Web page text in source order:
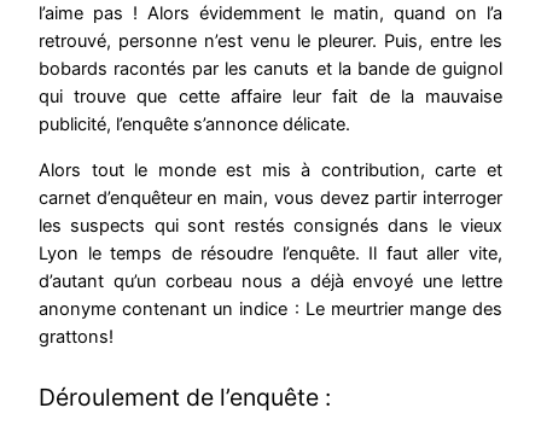
l’aime pas ! Alors évidemment le matin, quand on l’a
retrouvé, personne n’est venu le pleurer. Puis, entre les
bobards racontés par les canuts et la bande de guignol
qui trouve que cette affaire leur fait de la mauvaise
publicité, l’enquête s’annonce délicate.
Alors tout le monde est mis à contribution, carte et
carnet d’enquêteur en main, vous devez partir interroger
les suspects qui sont restés consignés dans le vieux
Lyon le temps de résoudre l’enquête. Il faut aller vite,
d’autant qu’un corbeau nous a déjà envoyé une lettre
anonyme contenant un indice : Le meurtrier mange des
grattons!
Déroulement de l’enquête :